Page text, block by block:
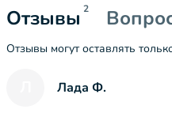
Отзывы 2
Отзывы могут оставлять
Лада Ф.